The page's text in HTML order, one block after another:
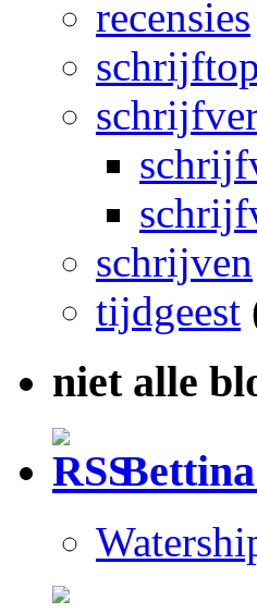
recensies
schrijven
tijdgeest
niet alle